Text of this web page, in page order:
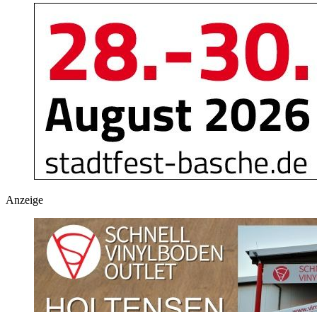
Anzeige